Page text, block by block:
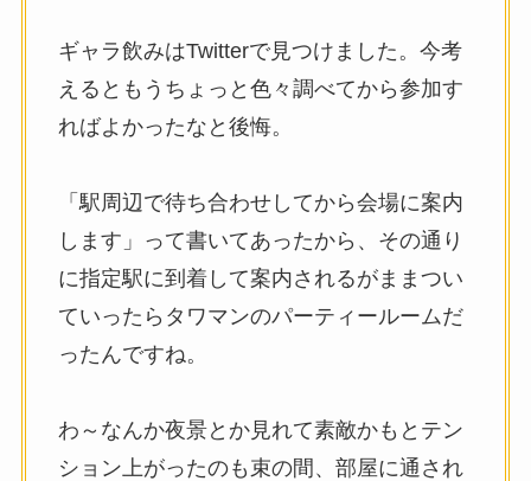
ギャラ飲みはTwitterで見つけました。今考
えるともうちょっと色々調べてから参加す
ればよかったなと後悔。
「駅周辺で待ち合わせしてから会場に案内
します」って書いてあったから、その通り
に指定駅に到着して案内されるがままつい
ていったらタワマンのパーティールームだ
ったんですね。
わ～なんか夜景とか見れて素敵かもとテン
ション上がったのも束の間、部屋に通され